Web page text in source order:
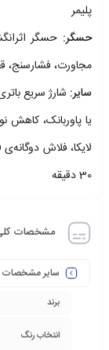
پلیمر
حسگر: حسگر
مجاورت، فشارسنج،
سایر:
یا پاوربانک، کاهش
30 دقیقه
مشخصات
سایر مشخصات
برند
انتخاب رنگ